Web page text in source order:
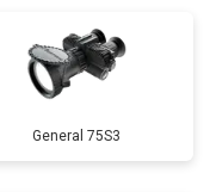
General 75S3